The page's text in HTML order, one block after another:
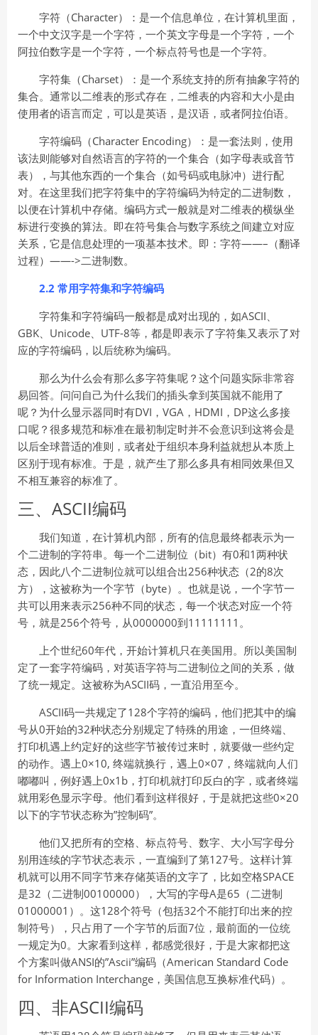
字符（Character）：是一个信息单位，在计算机里面，
一个中文汉字是一个字符，一个英文字母是一个字符，一个
阿拉伯数字是一个字符，一个标点符号也是一个字符。
字符集（Charset）：是一个系统支持的所有抽象字符的
集合。通常以二维表的形式存在，二维表的内容和大小是由
使用者的语言而定，可以是英语，是汉语，或者阿拉伯语。
字符编码（Character Encoding）：是一套法则，使用
该法则能够对自然语言的字符的一个集合（如字母表或音节
表），与其他东西的一个集合（如号码或电脉冲）进行配
对。在这里我们把字符集中的字符编码为特定的二进制数，
以便在计算机中存储。编码方式一般就是对二维表的横纵坐
标进行变换的算法。即在符号集合与数字系统之间建立对应
关系，它是信息处理的一项基本技术。即：字符——–（翻译
过程）——->二进制数。
2.2 常用字符集和字符编码
字符集和字符编码一般都是成对出现的，如ASCII、
GBK、Unicode、UTF-8等，都是即表示了字符集又表示了对
应的字符编码，以后统称为编码。
那么为什么会有那么多字符集呢？这个问题实际非常容
易回答。问问自己为什么我们的插头拿到英国就不能用了
呢？为什么显示器同时有DVI，VGA，HDMI，DP这么多接
口呢？很多规范和标准在最初制定时并不会意识到这将会是
以后全球普适的准则，或者处于组织本身利益就想从本质上
区别于现有标准。于是，就产生了那么多具有相同效果但又
不相互兼容的标准了。
三、ASCII编码
我们知道，在计算机内部，所有的信息最终都表示为一
个二进制的字符串。每一个二进制位（bit）有0和1两种状
态，因此八个二进制位就可以组合出256种状态（2的8次
方），这被称为一个字节（byte）。也就是说，一个字节一
共可以用来表示256种不同的状态，每一个状态对应一个符
号，就是256个符号，从0000000到11111111。
上个世纪60年代，开始计算机只在美国用。所以美国制
定了一套字符编码，对英语字符与二进制位之间的关系，做
了统一规定。这被称为ASCII码，一直沿用至今。
ASCII码一共规定了128个字符的编码，他们把其中的编
号从0开始的32种状态分别规定了特殊的用途，一但终端、
打印机遇上约定好的这些字节被传过来时，就要做一些约定
的动作。遇上0×10, 终端就换行，遇上0×07，终端就向人们
嘟嘟叫，例好遇上0x1b，打印机就打印反白的字，或者终端
就用彩色显示字母。他们看到这样很好，于是就把这些0×20
以下的字节状态称为”控制码”。
他们又把所有的空格、标点符号、数字、大小写字母分
别用连续的字节状态表示，一直编到了第127号。这样计算
机就可以用不同字节来存储英语的文字了，比如空格SPACE
是32（二进制00100000），大写的字母A是65（二进制
01000001）。这128个符号（包括32个不能打印出来的控
制符号），只占用了一个字节的后面7位，最前面的一位统
一规定为0。大家看到这样，都感觉很好，于是大家都把这
个方案叫做ANSI的”Ascii”编码（American Standard Code
for Information Interchange，美国信息互换标准代码）。
四、非ASCII编码